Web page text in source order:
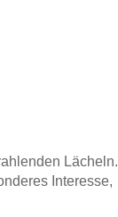
Lächeln.
Interesse,